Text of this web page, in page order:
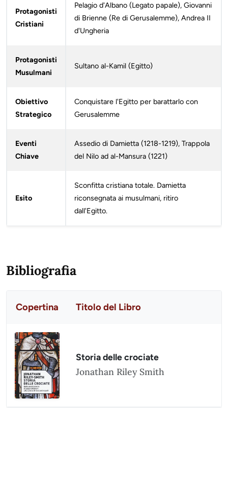
Protagonisti
Cristiani
Pelagio d'Albano (Legato papale), Giovanni
di Brienne (Re di Gerusalemme), Andrea II
d'Ungheria
Protagonisti
Musulmani
Sultano al-Kamil (Egitto)
Obiettivo
Strategico
Conquistare l'Egitto per barattarlo con
Gerusalemme
Eventi
Chiave
Assedio di Damietta (1218-1219), Trappola
del Nilo ad al-Mansura (1221)
Esito
Sconfitta cristiana totale. Damietta
riconsegnata ai musulmani, ritiro
dall'Egitto.
Bibliografia
Copertina Titolo del Libro
Storia delle crociate
Jonathan Riley Smith